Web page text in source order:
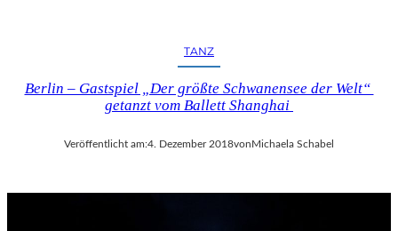
TANZ
Berlin – Gastspiel „Der größte Schwanensee der Welt“
getanzt vom Ballett Shanghai
Veröffentlicht am:4. Dezember 2018von Michaela Schabel